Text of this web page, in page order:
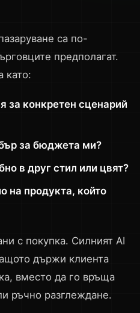
са по-
предполагат.
като:
за конкретен сценарий
за бюджета ми?
в друг стил или цвят?
на продукта, който
с покупка. Силният AI
държи клиента
вместо да го връща
ръчно разглеждане.